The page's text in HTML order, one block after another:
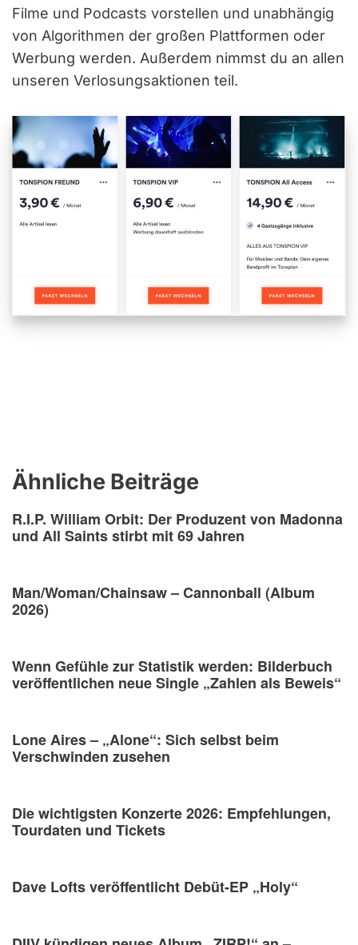
Filme und Podcasts vorstellen und unabhängig
von Algorithmen der großen Plattformen oder
Werbung werden. Außerdem nimmst du an allen
unseren Verlosungsaktionen teil.
Ähnliche Beiträge
R.I.P. William Orbit: Der Produzent von Madonna
und All Saints stirbt mit 69 Jahren
Man/Woman/Chainsaw – Cannonball (Album
2026)
Wenn Gefühle zur Statistik werden: Bilderbuch
veröffentlichen neue Single „Zahlen als Beweis“
Lone Aires – „Alone“: Sich selbst beim
Verschwinden zusehen
Die wichtigsten Konzerte 2026: Empfehlungen,
Tourdaten und Tickets
Dave Lofts veröffentlicht Debüt-EP „Holy“